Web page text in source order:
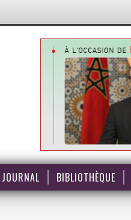
JOURNAL BIBLIOTHÈQUE